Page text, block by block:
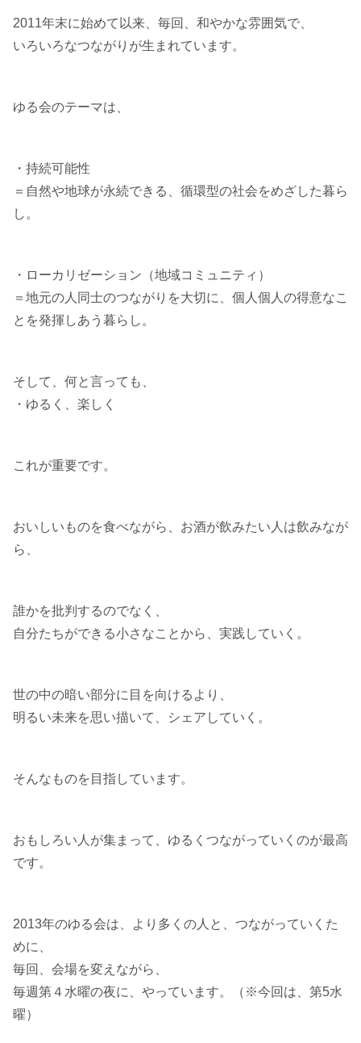
2011年末に始めて以来、毎回、和やかな雰囲気で、
いろいろなつながりが生まれています。
ゆる会のテーマは、
・持続可能性
＝自然や地球が永続できる、循環型の社会をめざした暮ら
し。
・ローカリゼーション（地域コミュニティ）
＝地元の人同士のつながりを大切に、個人個人の得意なこ
とを発揮しあう暮らし。
そして、何と言っても、
・ゆるく、楽しく
これが重要です。
おいしいものを食べながら、お酒が飲みたい人は飲みなが
ら、
誰かを批判するのでなく、
自分たちができる小さなことから、実践していく。
世の中の暗い部分に目を向けるより、
明るい未来を思い描いて、シェアしていく。
そんなものを目指しています。
おもしろい人が集まって、ゆるくつながっていくのが最高
です。
2013年のゆる会は、より多くの人と、つながっていくた
めに、
毎回、会場を変えながら、
毎週第４水曜の夜に、やっています。（※今回は、第5水
曜）